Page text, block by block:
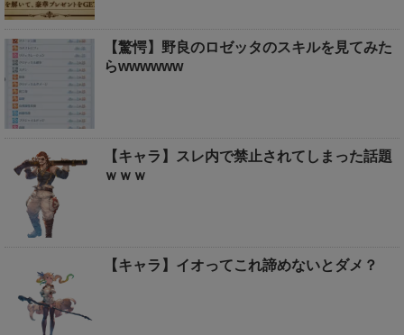
【驚愕】野良のロゼッタのスキルを見てみた
らwwwwww
【キャラ】スレ内で禁止されてしまった話題
ｗｗｗ
【キャラ】イオってこれ諦めないとダメ？